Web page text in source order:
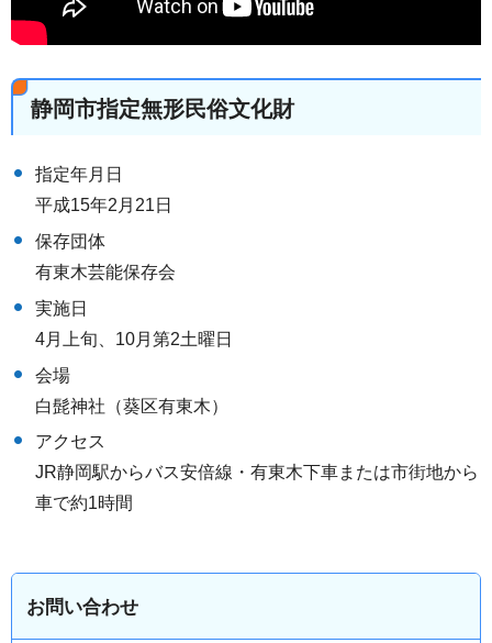
静岡市指定無形民俗文化財
指定年月日
平成15年2月21日
保存団体
有東木芸能保存会
実施日
4月上旬、10月第2土曜日
会場
白髭神社（葵区有東木）
アクセス
JR静岡駅からバス安倍線・有東木下車または市街地から
車で約1時間
お問い合わせ